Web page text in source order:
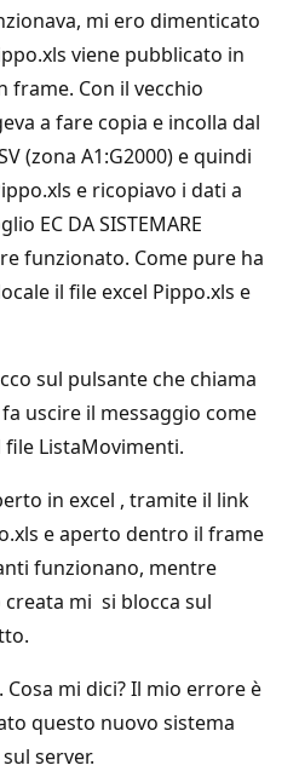
mi ero dimenticato
viene pubblicato in
Con il vecchio
a fare copia e incolla dal
(zona A1:G2000) e quindi
e ricopiavo i dati a
EC DA SISTEMARE
funzionato. Come pure ha
il file excel Pippo.xls e
sul pulsante che chiama
uscire il messaggio come
ListaMovimenti.
in excel , tramite il link
e aperto dentro il frame
funzionano, mentre
mi si blocca sul
mi dici? Il mio errore è
questo nuovo sistema
server.